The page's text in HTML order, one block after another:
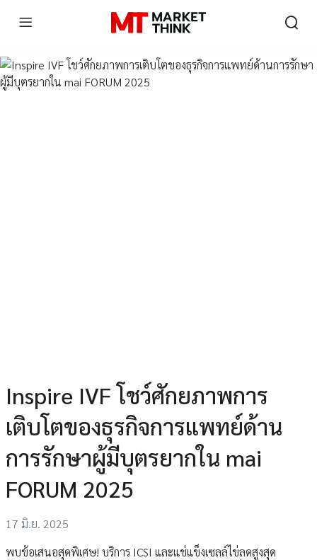
Inspire IVF โชว์ศักยภาพการ
เติบโตของธุรกิจการแพทย์ด้าน
การรักษาผู้มีบุตรยากใน mai
FORUM 2025
17 มิ.ย. 2025
พบข้อเสนอสุดพิเศษ! บริการ ICSI และแช่แข็งเซลล์ไข่ลดสูงสุด